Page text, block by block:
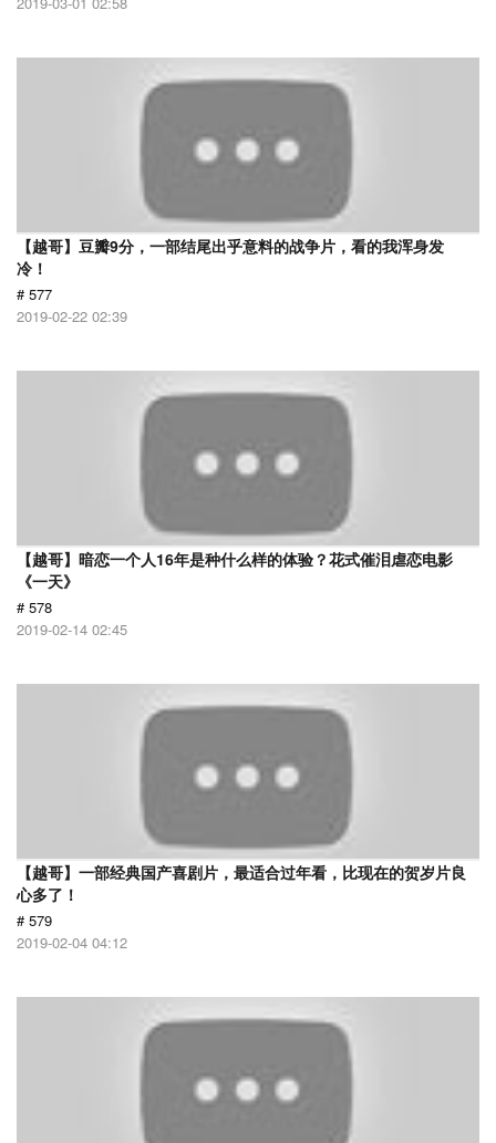
【越哥】豆瓣9分，一部结尾出乎意料的战争片，看的我浑身发
冷！
# 577
2019-02-22 02:39
【越哥】暗恋一个人16年是种什么样的体验？花式催泪虐恋电影
《一天》
# 578
2019-02-14 02:45
【越哥】一部经典国产喜剧片，最适合过年看，比现在的贺岁片良
心多了！
# 579
2019-02-04 04:12